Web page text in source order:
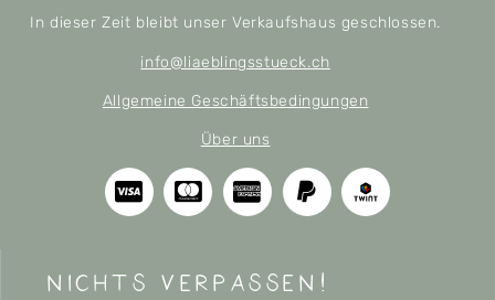
In dieser Zeit bleibt unser Verkaufshaus geschlossen.
info@liaeblingsstueck.ch
Allgemeine Geschäftsbedingungen
Über uns
nichts verpassen!